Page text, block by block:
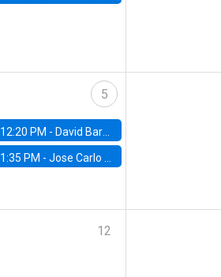
5
12:20 PM - David Bardey, Universidad de los Andes - CEDE
1:35 PM -Jose Carlo Bermudez, UC (ME) & World Bank
12